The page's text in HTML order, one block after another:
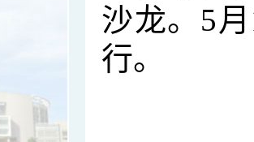
沙龙。5
行。